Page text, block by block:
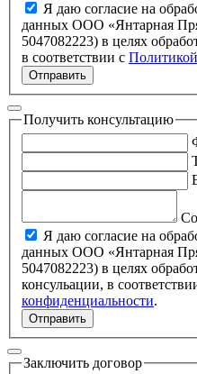
Я даю согласие на
данных ООО «Янтарная
5047082223) в целях обработки запроса и обратной связи,
в соответствии с
Отправить
Получить консультацию
Я даю согласие на
данных ООО «Янтарная
5047082223) в целях обработки запроса и полченя
консульации, в
конфиденциальности.
Отправить
Заключить договор